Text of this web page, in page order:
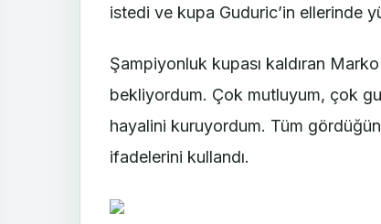
istedi ve kupa Guduric’in ellerinde
Şampiyonluk kupası kaldıran
bekliyordum. Çok mutluyum, çok
hayalini kuruyordum. Tüm
ifadelerini kullandı.